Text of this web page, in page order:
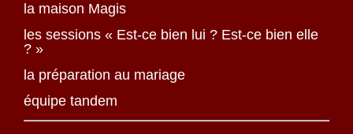
la maison Magis
les sessions « Est-ce bien lui ? Est-ce bien elle
? »
la préparation au mariage
équipe tandem